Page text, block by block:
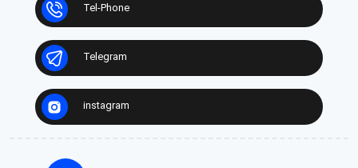
Tel-Phone
Telegram
instagram